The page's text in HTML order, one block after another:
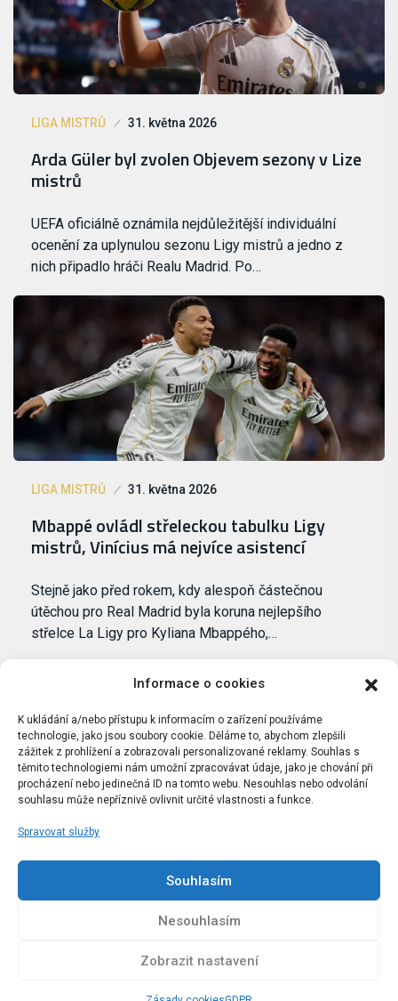
Informace o cookies
K ukládání a/nebo přístupu k informacím o zařízení používáme
technologie, jako jsou soubory cookie. Děláme to, abychom zlepšili
zážitek z prohlížení a zobrazovali personalizované reklamy. Souhlas s
těmito technologiemi nám umožní zpracovávat údaje, jako je chování při
procházení nebo jedinečná ID na tomto webu. Nesouhlas nebo odvolání
souhlasu může nepříznivě ovlivnit určité vlastnosti a funkce.
Spravovat služby
Souhlasím
Nesouhlasím
Zobrazit nastavení
LIGA MISTRŮ 31. května 2026
Arda Güler byl zvolen Objevem sezony v Lize
mistrů
UEFA oficiálně oznámila nejdůležitější individuální
ocenění za uplynulou sezonu Ligy mistrů a jedno z
nich připadlo hráči Realu Madrid. Po…
LIGA MISTRŮ 31. května 2026
Mbappé ovládl střeleckou tabulku Ligy
mistrů, Vinícius má nejvíce asistencí
Stejně jako před rokem, kdy alespoň částečnou
útěchou pro Real Madrid byla koruna nejlepšího
střelce La Ligy pro Kyliana Mbappého,…